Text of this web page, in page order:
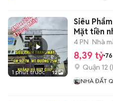
1 phút trước 12
Siêu
Mặt tiền
4 PN Nhà
8,39 tỷ
Quận 12 (
NHÀ ĐẤT